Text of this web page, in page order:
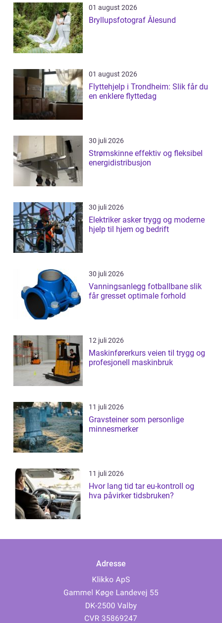
01 august 2026
Bryllupsfotograf Ålesund
01 august 2026
Flyttehjelp i Trondheim: Slik får du
en enklere flyttedag
30 juli 2026
Strømskinne effektiv og fleksibel
energidistribusjon
30 juli 2026
Elektriker asker trygg og moderne
hjelp til hjem og bedrift
30 juli 2026
Vanningsanlegg fotballbane slik
får gresset optimale forhold
12 juli 2026
Maskinførerkurs veien til trygg og
profesjonell maskinbruk
11 juli 2026
Gravsteiner som personlige
minnesmerker
11 juli 2026
Hvor lang tid tar eu-kontroll og
hva påvirker tidsbruken?
Adresse